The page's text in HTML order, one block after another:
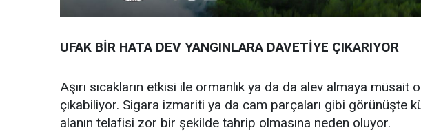
UFAK BİR HATA DEV YANGINLARA DAVETİYE ÇIKARIYOR
Aşırı sıcakların etkisi ile ormanlık ya da da alev almaya müsait
çıkabiliyor. Sigara izmariti ya da cam parçaları gibi görünüşte
alanın telafisi zor bir şekilde tahrip olmasına neden oluyor.